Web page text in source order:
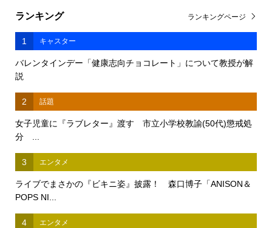
ランキング
1 キャスター
バレンタインデー「健康志向チョコレート」について教授が解
説
2 話題
女子児童に『ラブレター』渡す 市立小学校教諭(50代)懲戒処
分 ...
3 エンタメ
ライブでまさかの『ビキニ姿』披露！ 森口博子「ANISON＆
POPS NI...
4 エンタメ
ランキングページ